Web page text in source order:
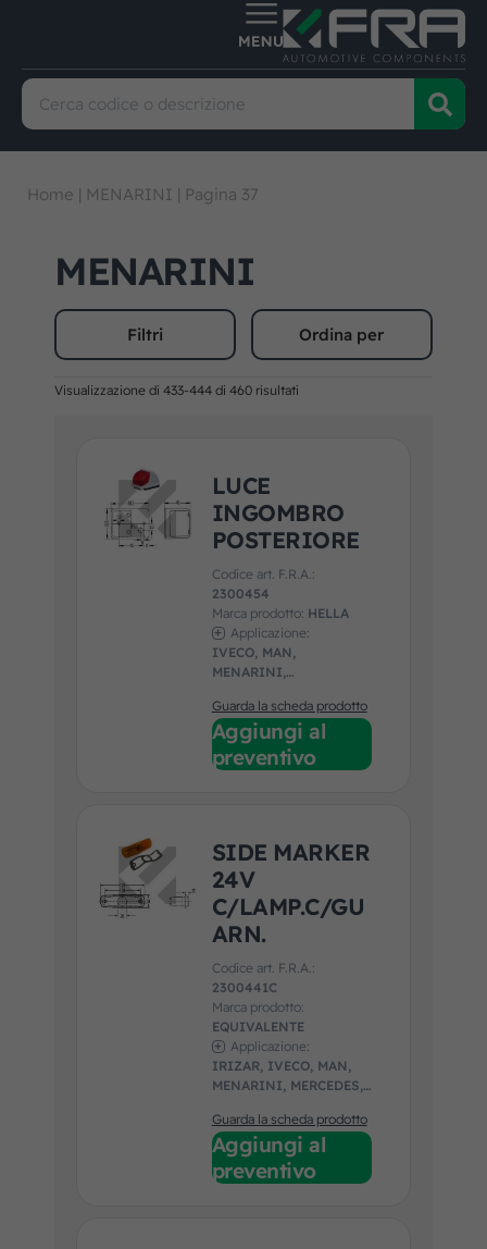
Home | MENARINI | Pagina 37
MENARINI
Filtri Ordina per
Visualizzazione di 433-444 di 460 risultati
LUCE
INGOMBRO
POSTERIORE
Codice art. F.R.A.:
2300454
Marca prodotto: HELLA
Applicazione:
IVECO, MAN,
MENARINI,
VOLVO
Guarda la scheda prodotto
Aggiungi al
preventivo
SIDE MARKER
24V
C/LAMP.C/GU
ARN.
Codice art. F.R.A.:
2300441C
Marca prodotto:
EQUIVALENTE
Applicazione:
IRIZAR, IVECO, MAN,
MENARINI, MERCEDES,
HOOL, VDL, VOLVO
Guarda la scheda prodotto
Aggiungi al
preventivo